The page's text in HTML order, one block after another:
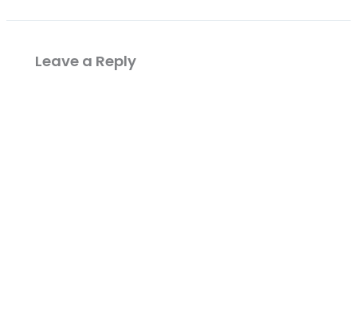
Leave a Reply